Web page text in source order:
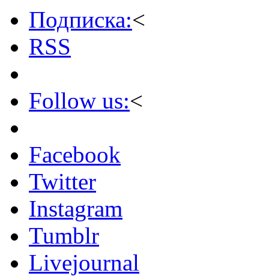
Подписка:<
RSS
Follow us:<
Facebook
Twitter
Instagram
Tumblr
Livejournal